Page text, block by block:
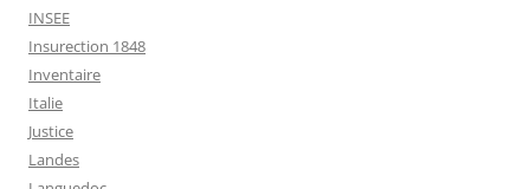
INSEE
Insurection 1848
Inventaire
Italie
Justice
Landes